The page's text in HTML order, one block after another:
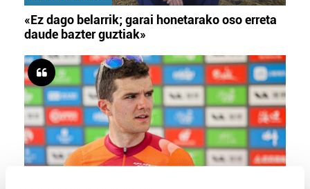
«Ez dago belarrik; garai honetarako oso erreta
daude bazter guztiak»